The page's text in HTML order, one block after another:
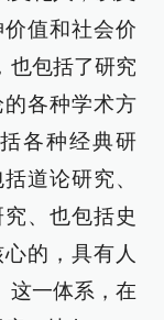
值和社会价
也包括了研究
各种学术方
各种经典研
道论研究、
、也包括史
的，具有人
这一体系，在